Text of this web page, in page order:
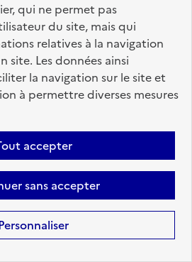
qui ne permet pas
du site, mais qui
relatives à la navigation
site. Les données ainsi
la navigation sur le site et
à permettre diverses mesures
accepter
sans accepter
172
200
à la page
dès à
l'application
“Choisir le
public”